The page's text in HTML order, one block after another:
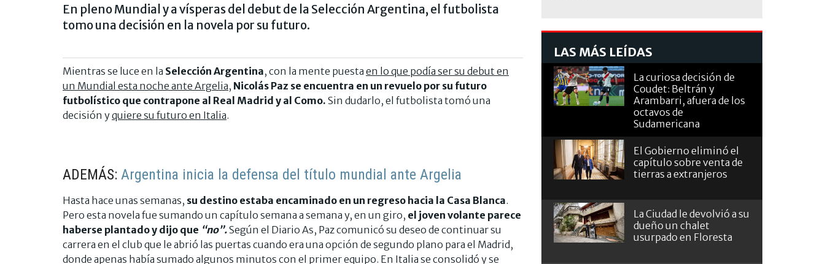
En pleno Mundial y a vísperas del debut de la Selección Argentina, el futbolista
tomo una decisión en la novela por su futuro.
Mientras se luce en la Selección Argentina, con la mente puesta en lo que podía ser su debut en
un Mundial esta noche ante Argelia, Nicolás Paz se encuentra en un revuelo por su futuro
futbolístico que contrapone al Real Madrid y al Como. Sin dudarlo, el futbolista tomó una
decisión yquiere su futuro en Italia.
ADEMÁS: Argentina inicia la defensa del título mundial ante Argelia
Hasta hace unas semanas, su destino estaba encaminado en un regreso hacia la Casa Blanca.
Pero esta novela fue sumando un capítulo semana a semana y, en un giro, el joven volante parece
haberse plantado y dijo que “no”.Según el Diario As, Paz comunicó su deseo de continuar su
carrera en el club que le abrió las puertas cuando era una opción de segundo plano para el Madrid,
donde apenas había sumado algunos minutos con el primer equipo. En Italia se consolidó y se
LAS MÁS LEÍDAS
La curiosa decisión de
Coudet: Beltrán y
Arambarri, afuera de los
octavos de
Sudamericana
El Gobierno eliminó el
capítulo sobre venta de
tierras a extranjeros
La Ciudad le devolvió a su
dueño un chalet
usurpado en Floresta